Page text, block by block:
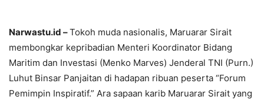
Narwastu.id –Tokoh muda nasionalis, Maruarar Sirait
membongkar kepribadian Menteri Koordinator Bidang
Maritim dan Investasi (Menko Marves) Jenderal TNI (Purn.)
Luhut Binsar Panjaitan di hadapan ribuan peserta “Forum
Pemimpin Inspiratif.” Ara sapaan karib Maruarar Sirait yang